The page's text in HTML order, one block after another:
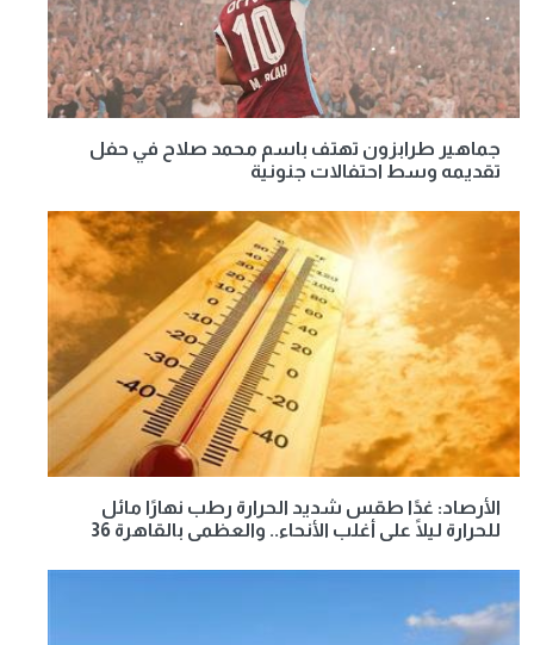
جماهير طرابزون تهتف باسم محمد صلاح في حفل
تقديمه وسط احتفالات جنونية
الأرصاد: غدًا طقس شديد الحرارة رطب نهارًا مائل
للحرارة ليلًا على أغلب الأنحاء.. والعظمى بالقاهرة 36